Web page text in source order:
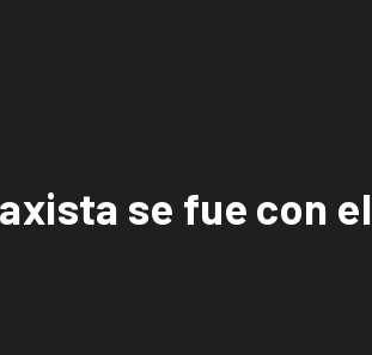
se fue con el